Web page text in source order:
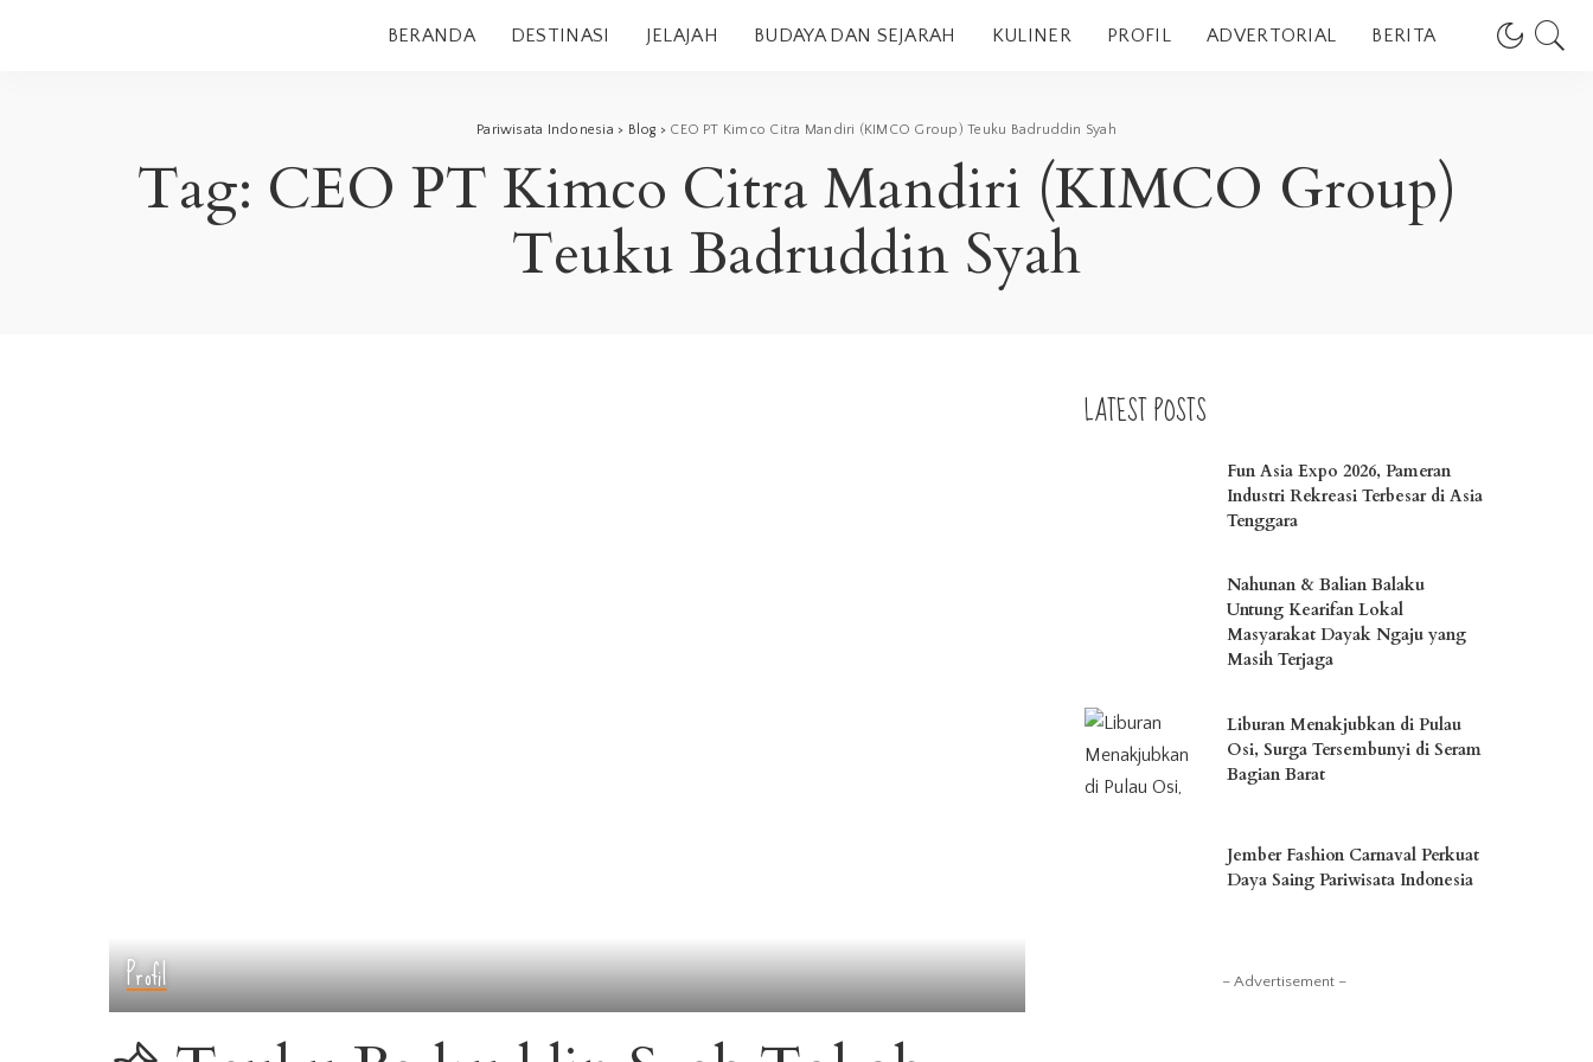
BERANDA DESTINASI JELAJAH BUDAYA DAN SEJARAH KULINER PROFIL ADVERTORIAL BERITA
Pariwisata Indonesia > Blog > CEO PT Kimco Citra Mandiri (KIMCO Group) Teuku Badruddin Syah
Tag: CEO PT Kimco Citra Mandiri (KIMCO Group)
Teuku Badruddin Syah
Profil
LATEST POSTS
Fun Asia Expo 2026, Pameran
Industri Rekreasi Terbesar di Asia
Tenggara
Nahunan & Balian Balaku
Untung Kearifan Lokal
Masyarakat Dayak Ngaju yang
Masih Terjaga
Liburan Menakjubkan di Pulau
Osi, Surga Tersembunyi di Seram
Bagian Barat
Jember Fashion Carnaval Perkuat
Daya Saing Pariwisata Indonesia
– Advertisement –